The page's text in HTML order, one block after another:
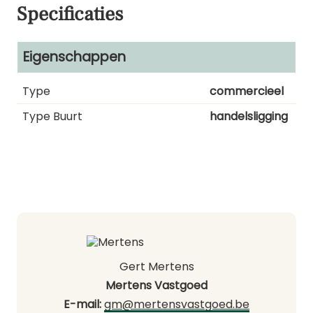
Specificaties
Eigenschappen
Type
commercieel
Type Buurt
handelsligging
Gert Mertens
Mertens Vastgoed
E-mail:gm@mertensvastgoed.be